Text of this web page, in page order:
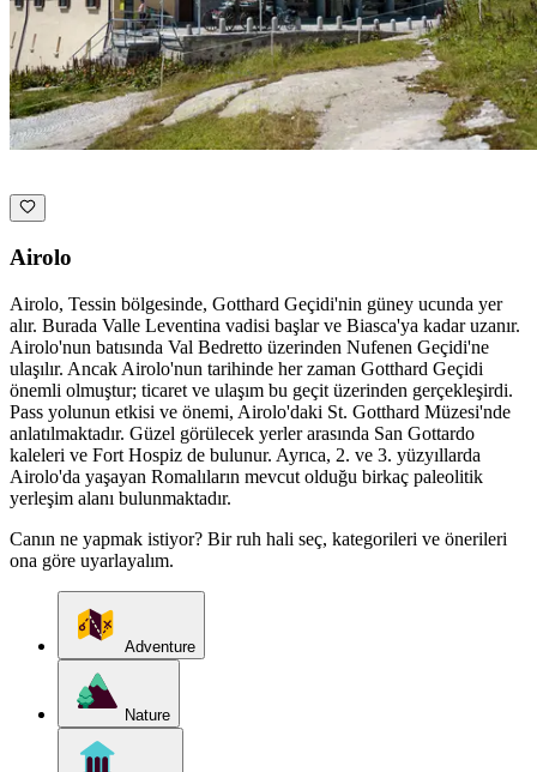
Airolo
Airolo, Tessin bölgesinde, Gotthard Geçidi'nin güney ucunda yer
alır. Burada Valle Leventina vadisi başlar ve Biasca'ya kadar uzanır.
Airolo'nun batısında Val Bedretto üzerinden Nufenen Geçidi'ne
ulaşılır. Ancak Airolo'nun tarihinde her zaman Gotthard Geçidi
önemli olmuştur; ticaret ve ulaşım bu geçit üzerinden gerçekleşirdi.
Pass yolunun etkisi ve önemi, Airolo'daki St. Gotthard Müzesi'nde
anlatılmaktadır. Güzel görülecek yerler arasında San Gottardo
kaleleri ve Fort Hospiz de bulunur. Ayrıca, 2. ve 3. yüzyıllarda
Airolo'da yaşayan Romalıların mevcut olduğu birkaç paleolitik
yerleşim alanı bulunmaktadır.
Canın ne yapmak istiyor? Bir ruh hali seç, kategorileri ve önerileri
ona göre uyarlayalım.
Adventure
Nature